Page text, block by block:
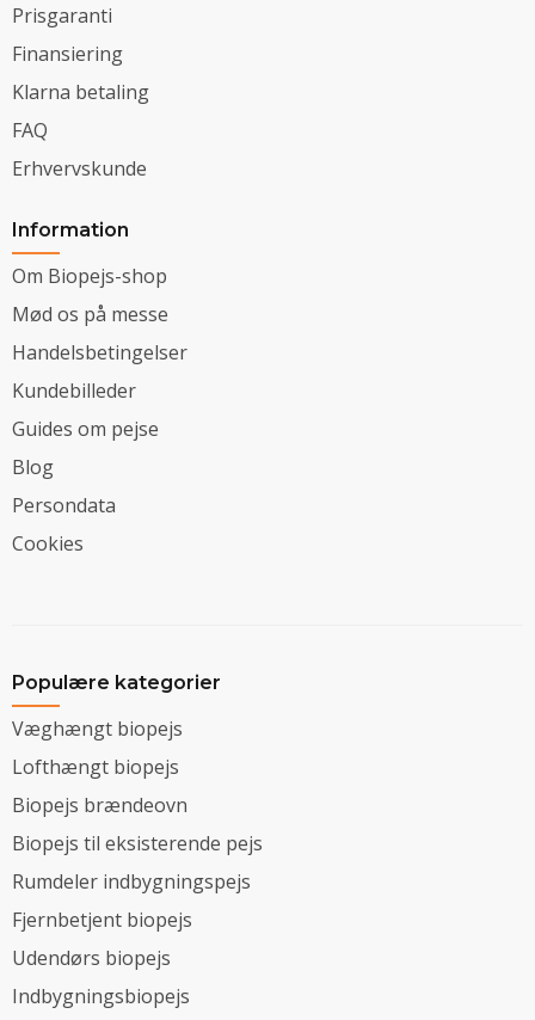
Prisgaranti
Finansiering
Klarna betaling
FAQ
Erhvervskunde
Information
Om Biopejs-shop
Mød os på messe
Handelsbetingelser
Kundebilleder
Guides om pejse
Blog
Persondata
Cookies
Populære kategorier
Væghængt biopejs
Lofthængt biopejs
Biopejs brændeovn
Biopejs til eksisterende pejs
Rumdeler indbygningspejs
Fjernbetjent biopejs
Udendørs biopejs
Indbygningsbiopejs